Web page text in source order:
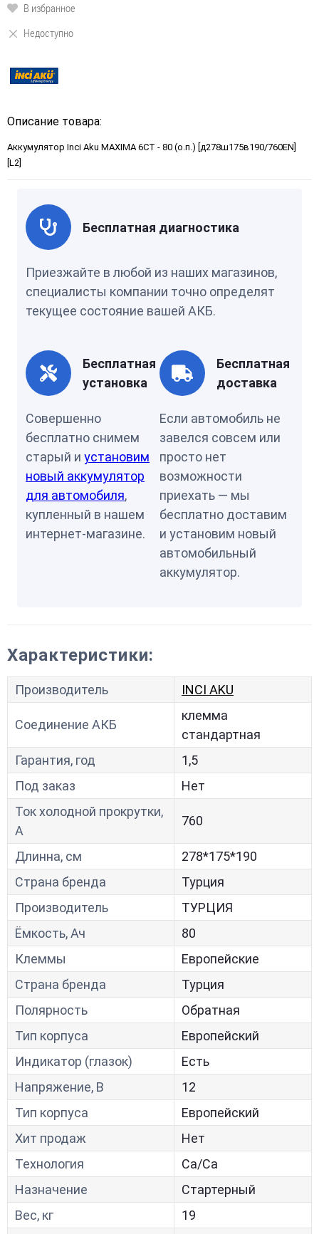
В избранное
Недоступно
Описание товара:
Аккумулятор Inci Aku MAXIMA 6СТ - 80 (о.п.) [д278ш175в190/760EN]
[L2]
Бесплатная диагностика
Приезжайте в любой из наших магазинов,
специалисты компании точно определят
текущее состояние вашей АКБ.
Бесплатная
установка
Совершенно
бесплатно снимем
старый и установим
новый аккумулятор
для автомобиля,
купленный в нашем
интернет-магазине.
Бесплатная
доставка
Если автомобиль не
завелся совсем или
просто нет
возможности
приехать — мы
бесплатно доставим
и установим новый
автомобильный
аккумулятор.
Характеристики:
Производитель INCI AKU
Соединение АКБ
клемма
стандартная
Гарантия, год
1,5
Под заказ
Нет
Ток холодной прокрутки,
A
760
Длинна, см
278*175*190
Страна бренда
Турция
Производитель
ТУРЦИЯ
Ёмкость, Ач
80
Клеммы
Европейские
Страна бренда
Турция
Полярность
Обратная
Тип корпуса
Европейский
Индикатор (глазок)
Есть
Напряжение, В
12
Тип корпуса
Европейский
Хит продаж
Нет
Технология
Са/Са
Назначение
Стартерный
Вес, кг
19